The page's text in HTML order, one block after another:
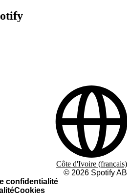
confidentialité
Cookies
© 2026 Spotify AB
Côte d'Ivoire (français)